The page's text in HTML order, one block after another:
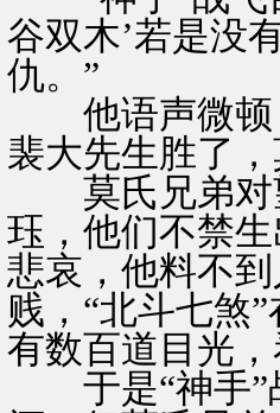
谷双木’若是没
仇。”
他语声微顿
裴大先生胜了
莫氏兄弟对
珏，他们不禁
悲哀，他料不
贱，“北斗七煞
有数百道目光
于是“神手”